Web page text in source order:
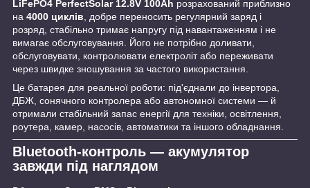
LiFePO4 PerfectSolar 12.8V 100Ah розрахований приблизно
на 4000 циклів , добре переносить регулярний заряд і
розряд, стабільно тримає напругу під навантаженням і не
вимагає обслуговування. Його не потрібно доливати,
обслуговувати, контролювати електроліт або переживати
через швидке зношування за частого використання.
Це батарея для реальної роботи: під'єднали до інвертора,
ДБЖ, сонячного контролера або автономної системи — й
отримали стабільний запас енергії для техніки, освітлення,
роутера, камер, насосів, автоматики та іншого обладнання.
Bluetooth-контроль — акумулятор
завжди під наглядом